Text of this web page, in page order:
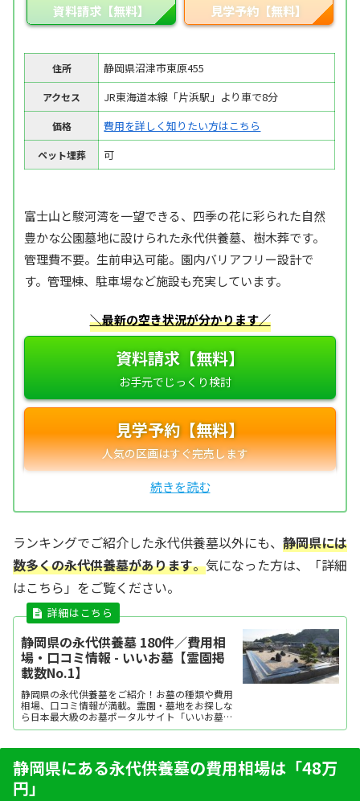
資料請求【無料】 見学予約【無料】
住所 静岡県沼津市東原455
アクセス JR東海道本線「片浜駅」より車で8分
価格 費用を詳しく知りたい方はこちら
ペット埋葬 可
富士山と駿河湾を一望できる、四季の花に彩られた自然
豊かな公園墓地に設けられた永代供養墓、樹木葬です。
管理費不要。生前申込可能。園内バリアフリー設計で
す。管理棟、駐車場など施設も充実しています。
＼最新の空き状況が分かります／
資料請求【無料】
見学予約【無料】
ランキングでご紹介した永代供養墓以外にも、 静岡県には
数多くの永代供養墓があります。気になった方は、「詳細
はこちら」をご覧ください。
静岡県の永代供養墓 180件／費用相
場・口コミ情報 - いいお墓【霊園掲
載数No.1】
静岡県の永代供養墓をご紹介！お墓の種類や費用
相場、口コミ情報が満載。霊園・墓地をお探しな
ら日本最大級のお墓ポータルサイト「いいお墓」
にお任せください。資料請求・見学予約・お墓の
び方など、お墓探しに役立つ情報も提供中。
静岡県にある永代供養墓の費用相場は「48万
円」